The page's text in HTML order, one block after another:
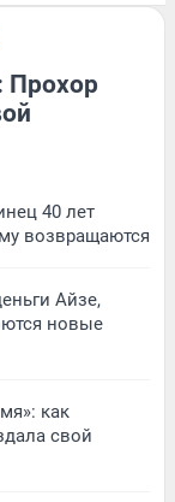
Прохор
40 лет
возвращаются
Айзе,
новые
как
свой